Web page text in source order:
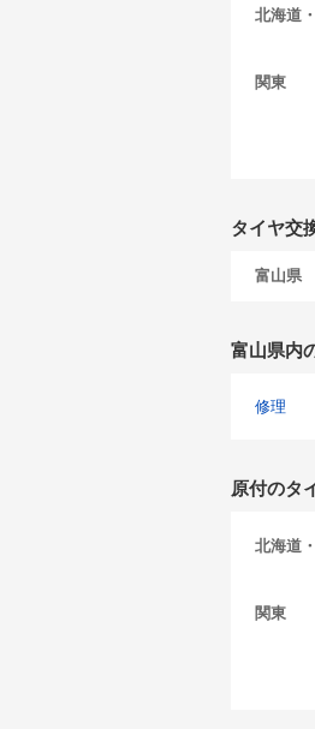
北海道
関東
タイヤ交
富山県
富山県内
修理
原付のタ
北海道
関東